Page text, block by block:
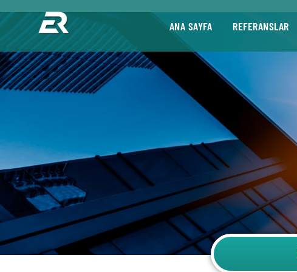
ANA SAYFA REFERANSLAR